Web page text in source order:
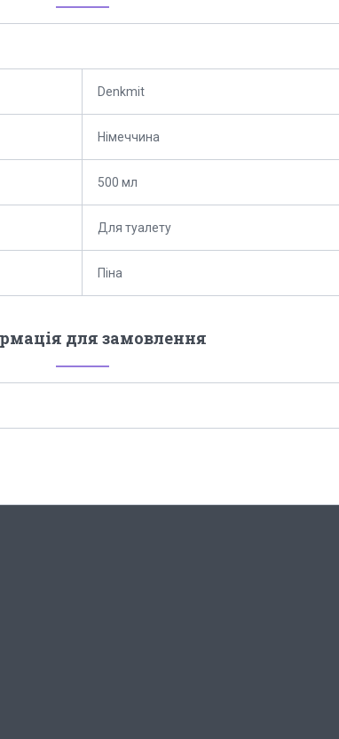
Denkmit
Німеччина
500 мл
Для туалету
Піна
для замовлення